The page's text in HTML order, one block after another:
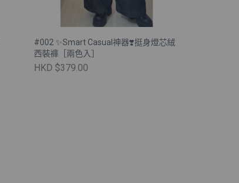
#002 ✨Smart Casual神器❣️挺身燈芯絨
西裝褲［兩色入］
HKD $379.00